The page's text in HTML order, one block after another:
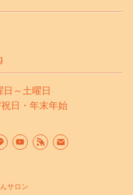
～土曜日
日・年末年始
サロン